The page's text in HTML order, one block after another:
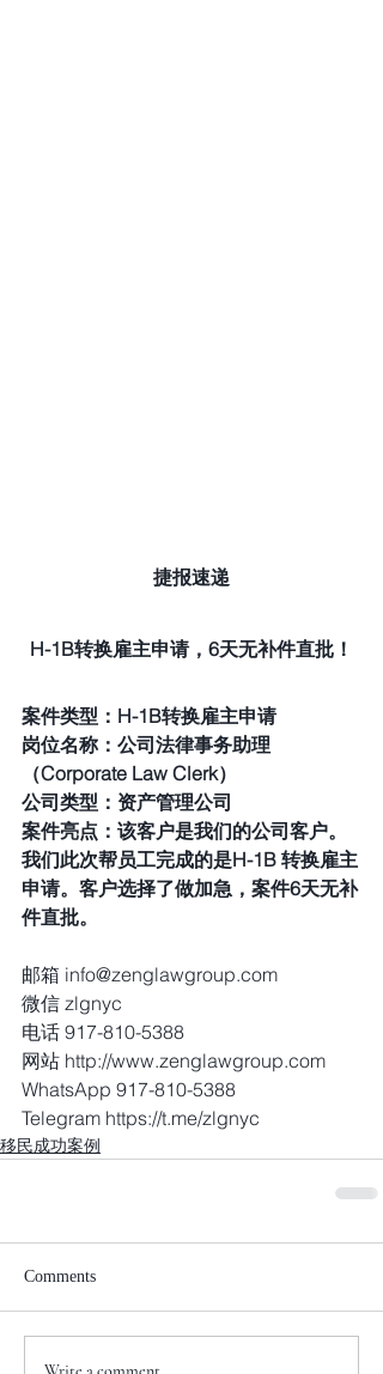
捷报速递
H-1B转换雇主申请，6天无补件直批！
案件类型：H-1B转换雇主申请
岗位名称：公司法律事务助理
（Corporate Law Clerk）
公司类型：资产管理公司
案件亮点：该客户是我们的公司客户。
我们此次帮员工完成的是H-1B 转换雇主
申请。客户选择了做加急，案件6天无补
件直批。
邮箱 info@zenglawgroup.com
微信 zlgnyc
电话 917-810-5388
网站 http://www.zenglawgroup.com
WhatsApp 917-810-5388
Telegram https://t.me/zlgnyc
移民成功案例
Comments